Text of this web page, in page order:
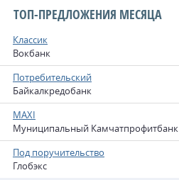
ТОП-ПРЕДЛОЖЕНИЯ МЕСЯЦА
Классик
Вокбанк
Потребительский
Байкалкредобанк
MAXI
Муниципальный Камчатпрофитбанк
Под поручительство
Глобэкс